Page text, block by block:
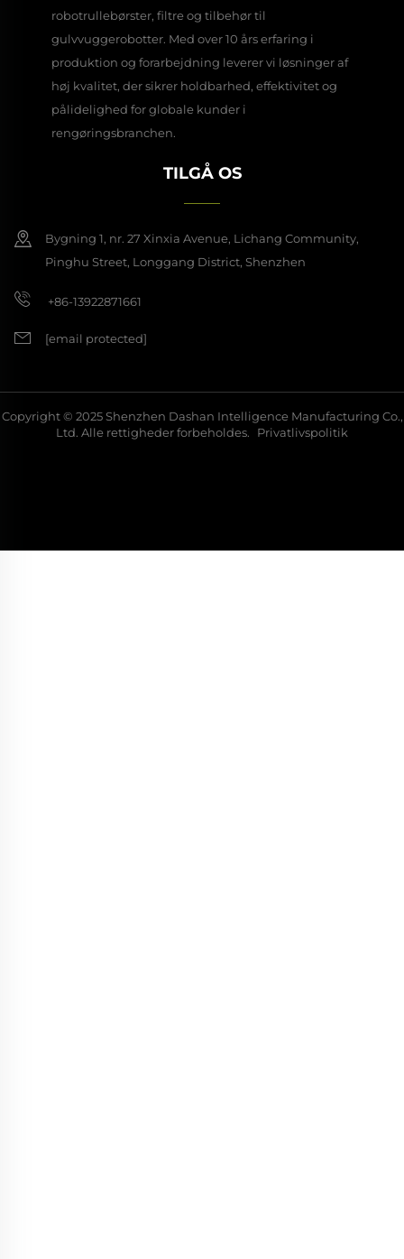
robotrullebørster, filtre og tilbehør til
gulvvuggerobotter. Med over 10 års erfaring i
produktion og forarbejdning leverer vi løsninger af
høj kvalitet, der sikrer holdbarhed, effektivitet og
pålidelighed for globale kunder i
rengøringsbranchen.
TILGÅ OS
Bygning 1, nr. 27 Xinxia Avenue, Lichang Community,
Pinghu Street, Longgang District, Shenzhen
+86-13922871661
[email protected]
Copyright © 2025 Shenzhen Dashan Intelligence Manufacturing Co.,
Ltd. Alle rettigheder forbeholdes.
Privatlivspolitik